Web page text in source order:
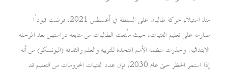
منذ استيلاء حركة طالبان على السلطة في أغسطس 2021، فرضت قيودًا
صارمة على تعليم الفتيات، حيث مُنعت الطالبات من متابعة دراستهن بعد المرحلة
الابتدائية. وحذرت منظمة الأمم المتحدة للتربية والعلم والثقافة (اليونسكو) من أنه
إذا استمر الحظر حتى عام 2030، فإن عدد الفتيات المحرومات من التعليم قد